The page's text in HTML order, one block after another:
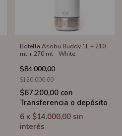
Botella Asobu Buddy 1L + 210
ml + 270 ml - White
$84.000,00
$120.000,00
$67.200,00 con
Transferencia o depósito
6 x $14.000,00 sin
interés